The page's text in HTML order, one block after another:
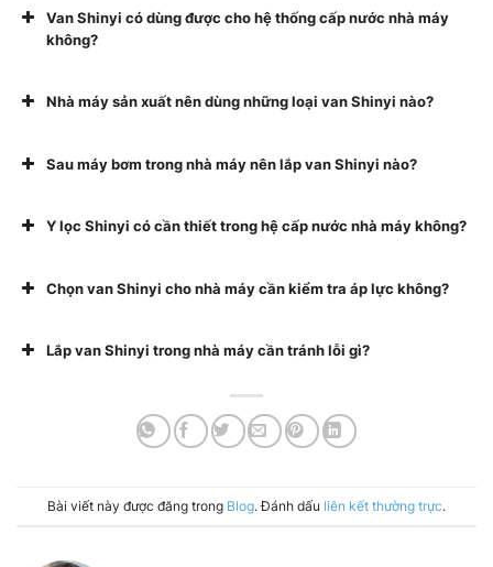
Van Shinyi có dùng được cho hệ thống cấp nước nhà máy
không?
Nhà máy sản xuất nên dùng những loại van Shinyi nào?
Sau máy bơm trong nhà máy nên lắp van Shinyi nào?
Y lọc Shinyi có cần thiết trong hệ cấp nước nhà máy không?
Chọn van Shinyi cho nhà máy cần kiểm tra áp lực không?
Lắp van Shinyi trong nhà máy cần tránh lỗi gì?
Bài viết này được đăng trong Blog. Đánh dấu liên kết thường trực.